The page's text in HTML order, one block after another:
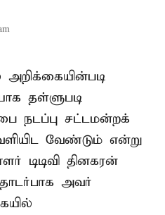
தள்ளுபடி
நடப்பு சட்டமன்றக்
வேண்டும் என்று
டிடிவி தினகரன்
அவர்